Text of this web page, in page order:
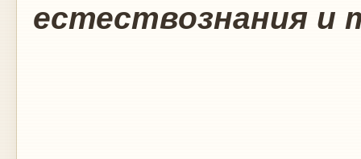
естествознания и